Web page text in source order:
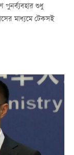
শুধু
মাধ্যমে টেকসই